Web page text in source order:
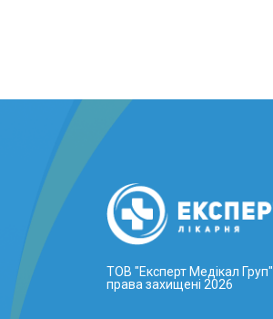
ТОВ "Експерт Медікал Груп"
права захищені 2026